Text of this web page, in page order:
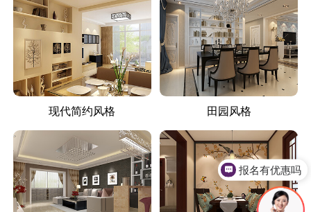
现代简约风格 田园风格
报名有优惠吗